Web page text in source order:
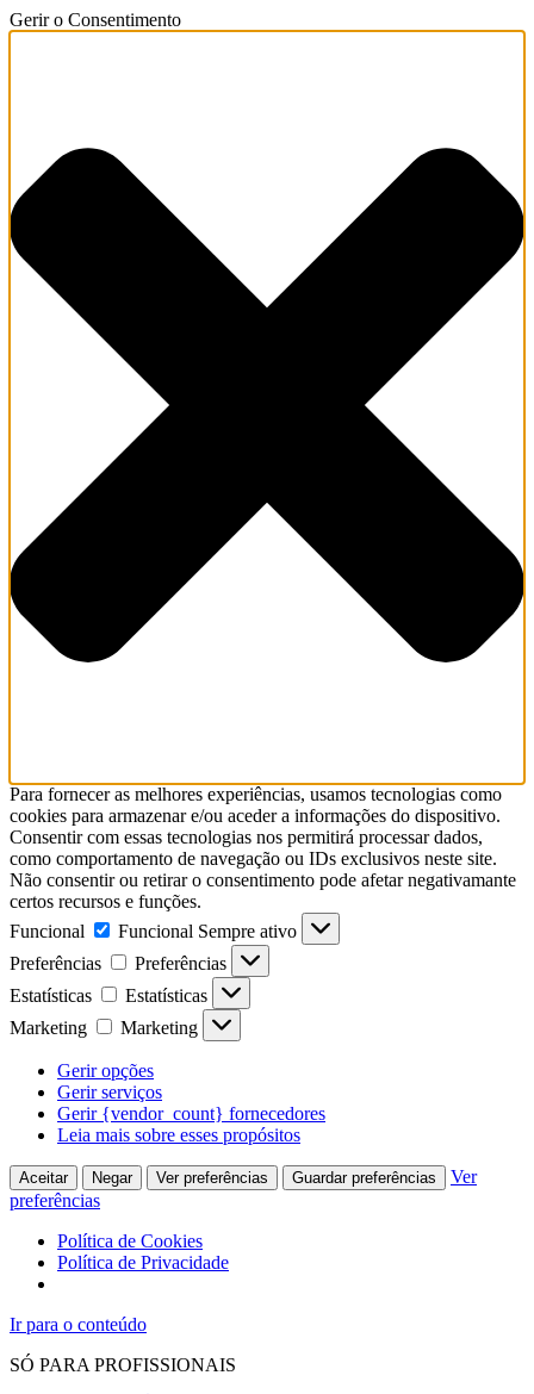
Gerir o Consentimento
Para fornecer as melhores experiências, usamos tecnologias como
cookies para armazenar e/ou aceder a informações do dispositivo.
Consentir com essas tecnologias nos permitirá processar dados,
como comportamento de navegação ou IDs exclusivos neste site.
Não consentir ou retirar o consentimento pode afetar negativamante
certos recursos e funções.
Funcional
Funcional Sempre ativo
Preferências
Preferências
Estatísticas
Estatísticas
Marketing
Marketing
Gerir opções
Gerir serviços
Gerir {vendor_count} fornecedores
Leia mais sobre esses propósitos
Aceitar Negar Ver preferências Guardar preferências
Ver
preferências
Política de Cookies
Política de Privacidade
Ir para o conteúdo
SÓ PARA PROFISSIONAIS